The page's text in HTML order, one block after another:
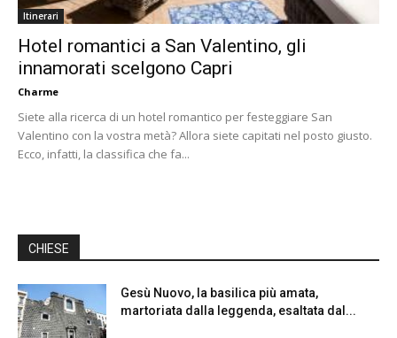
Itinerari
Hotel romantici a San Valentino, gli
innamorati scelgono Capri
Charme
Siete alla ricerca di un hotel romantico per festeggiare San
Valentino con la vostra metà? Allora siete capitati nel posto giusto.
Ecco, infatti, la classifica che fa...
CHIESE
Gesù Nuovo, la basilica più amata,
martoriata dalla leggenda, esaltata dal...